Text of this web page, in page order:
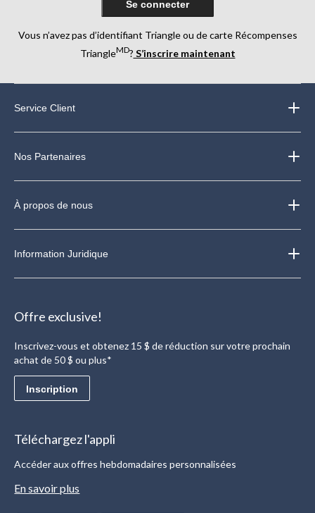
Se connecter
Vous n’avez pas d’identifiant Triangle ou de carte Récompenses
TriangleMD? S’inscrire maintenant
Service Client
Nos Partenaires
À propos de nous
Information Juridique
Offre exclusive!
Inscrivez-vous et obtenez 15 $ de réduction sur votre prochain
achat de 50 $ ou plus*
Inscription
Téléchargez l'appli
Accéder aux offres hebdomadaires personnalisées
En savoir plus